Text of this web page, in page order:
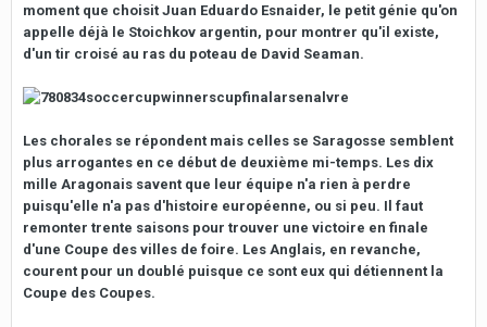
moment que choisit Juan Eduardo Esnaider, le petit génie qu'on
appelle déjà le Stoichkov argentin, pour montrer qu'il existe,
d'un tir croisé au ras du poteau de David Seaman.
Les chorales se répondent mais celles se Saragosse semblent
plus arrogantes en ce début de deuxième mi-temps. Les dix
mille Aragonais savent que leur équipe n'a rien à perdre
puisqu'elle n'a pas d'histoire européenne, ou si peu. Il faut
remonter trente saisons pour trouver une victoire en finale
d'une Coupe des villes de foire. Les Anglais, en revanche,
courent pour un doublé puisque ce sont eux qui détiennent la
Coupe des Coupes.